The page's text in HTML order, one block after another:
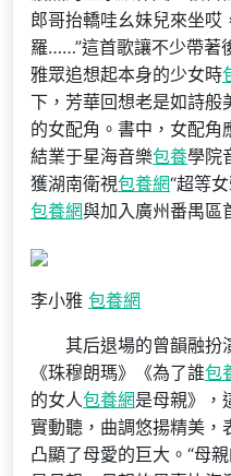
郎哥抬轎哇幺妹兒來坐哎
羅……”這首歌讓不少帶著
雅眾追想起本身的少女時
下，芳華回想老是如詩般
的女配角。書中，女配角
結業于星海音樂包養學院
獲湖南衛視包養網“超等
包養網與加入廣州番禺區
李小雅 包養網
其后退場的曾韻融扮演
《珠穆朗瑪》《為了誰包
的女人包養網是母親》，
實動聽，曲調悠揚精美，
凸顯了母愛的巨大。“母